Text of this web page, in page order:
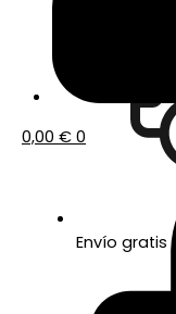
0,00 € 0
Envío